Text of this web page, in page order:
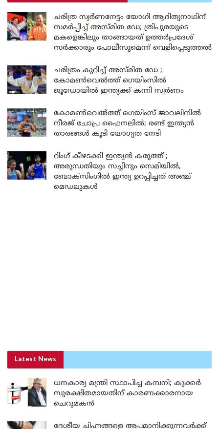
ചരിത്ര സ്വർണനേട്ടം യോഗി ആദിത്യനാഥിന്
സമർപ്പിച്ച് അസ്മിത ഡേ; ത്രിപുരയുടെ
മകളെങ്കിലും താങ്ങായത് ഉത്തർപ്രദേശ്
സർക്കാരും പോലീസുമെന്ന് വെളിപ്പെടുത്തൽ
ചരിത്രം കുറിച്ച് അസ്മിത ഡേ ;
കോമൺവെൽത്ത് ഗെയിംസിൽ
ജൂഡോയിൽ ഇന്ത്യക്ക് കന്നി സ്വർണം
കോമൺവെൽത്ത് ഗെയിംസ് ജാവലിനിൽ
നീരജ് ചോപ്ര ഫൈനലിൽ; രണ്ട് ഇന്ത്യൻ
താരങ്ങൾ കൂടി യോഗ്യത നേടി
റിംഗ് കീഴടക്കി ഇന്ത്യൻ കരുത്ത് ;
അരുന്ധതിയും സച്ചിനും സെമിയിൽ,
ബോക്സിംഗിൽ ഇന്ത്യ ഉറപ്പിച്ചത് അഞ്ച്
മെഡലുകൾ
Latest News
ധനകാര്യ മന്ത്രി സ്ഥാപിച്ച കമ്പനി; കുക്കർ
സുരക്ഷിതമായതിന് കാരണക്കാരനായ
ചെറുമകൻ
ദേശീയ ചിഹ്നങ്ങളെ അപമാനിക്കുന്നവർക്ക്